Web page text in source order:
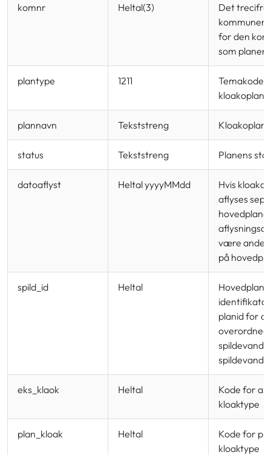
komnr Heltal(3)
Det
for den
som planen
plantype 1211
Temakode
plannavn Tekststreng
status Tekststreng Planens
datoaflyst Heltal yyyyMMdd
Hvis
aflyses
være
på
spild_id Heltal
planid for
eks_klaok Heltal
Kode for
kloaktype
plan_kloak Heltal
Kode for
kloaktype